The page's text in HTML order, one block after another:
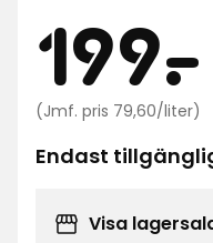
Pris
199-
.
(Jmf. pris 79,60/liter)
kr
/
Endast
Visa